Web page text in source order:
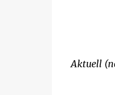
Aktuell